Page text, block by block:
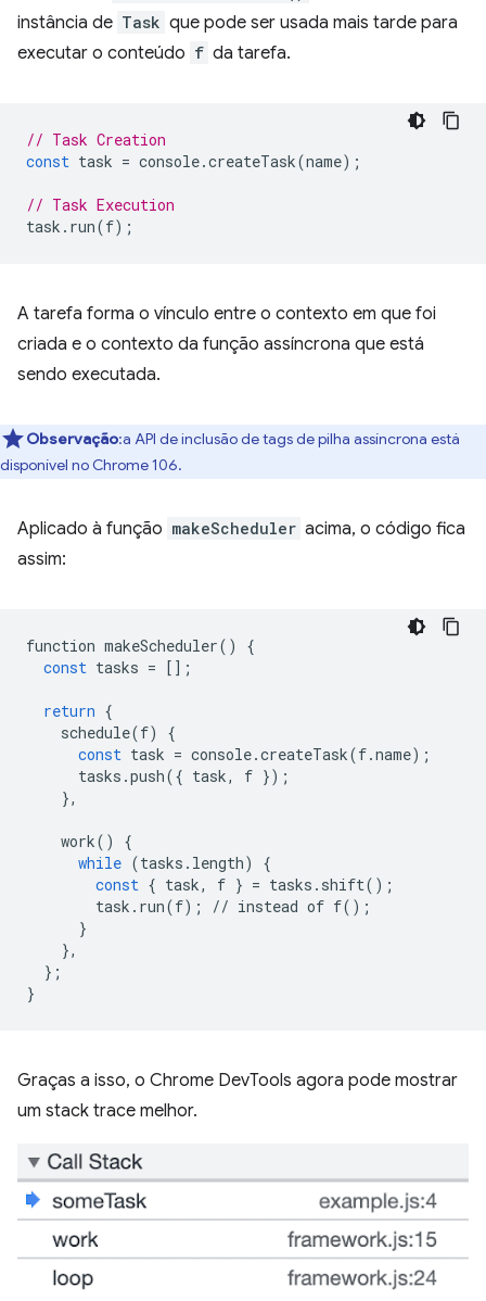
instância de Task que pode ser usada mais tarde para
executar o conteúdo f da tarefa.
// Task Creation
const task = console.createTask(name);
// Task Execution
task . run(f);
A tarefa forma o vínculo entre o contexto em que foi
criada e o contexto da função assíncrona que está
sendo executada.
Observação:a API de inclusão de tags de pilha assíncrona está
disponível no Chrome 106.
Aplicado à função makeScheduler acima, o código fica
assim:
function makeScheduler()
{
const tasks = [];
return {
schedule(f)
{
const task = console.createTask(f.name);
tasks .push({ task, f });
},
work()
{
while (tasks . length)
{
const { task, f } = tasks . shift();
task . run(f); // instead of f();
}
},
};
}
Graças a isso, o Chrome DevTools agora pode mostrar
um stack trace melhor.